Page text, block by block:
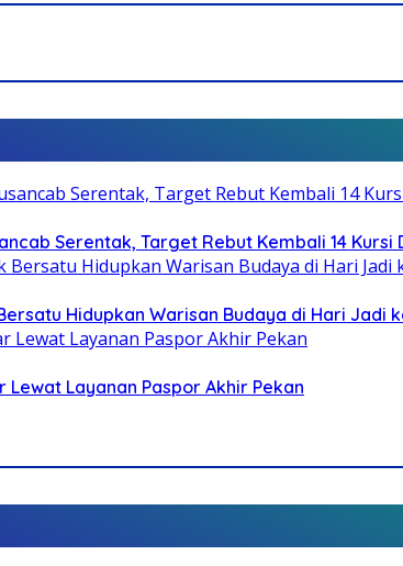
Serentak, Target Rebut Kembali 14 Kursi
Hidupkan Warisan Budaya di Hari Jadi
Layanan Paspor Akhir Pekan